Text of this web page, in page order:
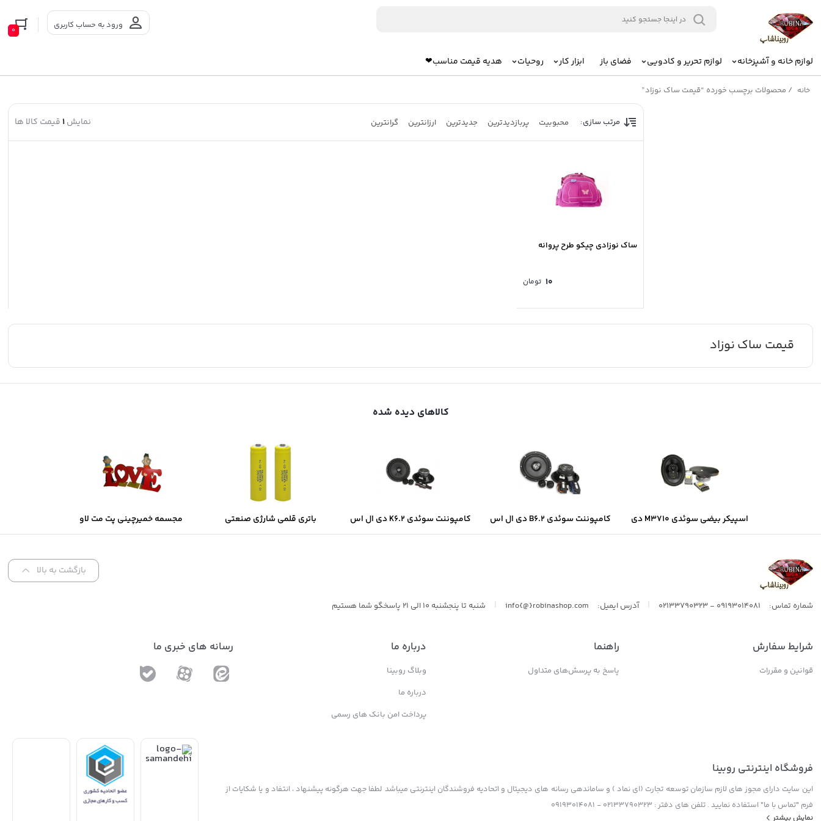
ورود به حساب کاربری 0
لوازم خانه و آشپزخانه لوازم تحریر و کادویی فضای باز ابزار کار روحیات هدیه قیمت مناسب❤
خانه / محصولات برچسب خورده “قیمت ساک نوزاد”
مرتب سازی: محبوبیت پربازدیدترین جدیدترین ارزانترین گرانترین نمایش1 قیمت کالا ها
ساک نوزادی چیکو طرح پروانه
۱۰ تومان
قیمت ساک نوزاد
کالاهای دیده شده
اسپیکر بیضی سوئدی M3710 دی
ال اس
کامپوننت سوئدی B6.2 دی ال اس کامپوننت سوئدی K6.2 دی ال اس
باتری قلمی شارژی صنعتی
سولونیکس Solonix
مجسمه خمیرچینی پت مت لاو
بازگشت به بالا
شماره تماس: 09193014081 - 02133790323 آدرس ایمیل: info{@}robinashop.com شنبه تا پنجشنبه 10 الی 21 پاسخگو شما هستیم
شرایط سفارش
قوانین و مقررات
راهنما
پاسخ به پرسش‌های متداول
درباره ما
وبلاگ روبینا
درباره ما
پرداخت امن بانک های رسمی
رسانه های خبری ما
فروشگاه اینترنتی روبینا
این سایت دارای مجوز های لازم سازمان توسعه تجارت (ای نماد ) و ساماندهی رسانه های دیجیتال و اتحادیه فروشندگان اینترنتی میباشد لطفا جهت هرگونه پیشنهاد ، انتفاد و یا شکایات از
فرم "تماس با ما" استفاده نمایید . تلفن های دفتر : 02133790323 - 09193014081
نمایش بیشتر